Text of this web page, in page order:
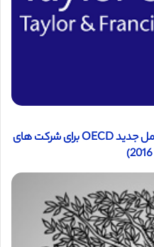
دانلود رایگان ترجمه مقاله دستورالعمل جدید OECD برای شرکت های